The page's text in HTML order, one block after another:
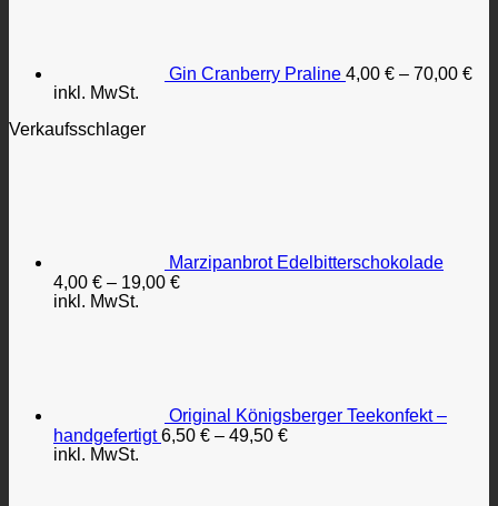
Gin Cranberry Praline 4,00 € – 70,00 €
inkl. MwSt.
Verkaufsschlager
Marzipanbrot Edelbitterschokolade
4,00 € – 19,00 €
inkl. MwSt.
Original Königsberger Teekonfekt –
handgefertigt 6,50 € – 49,50 €
inkl. MwSt.